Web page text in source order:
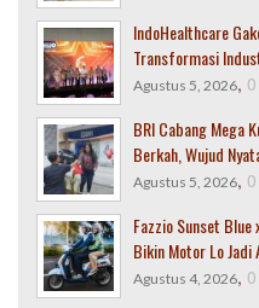
IndoHealthcare
Transformasi
Agustus 5, 2026, 0
BRI Cabang Mega
Berkah, Wujud
Agustus 5, 2026, 0
Fazzio Sunset
Bikin Motor Lo
Agustus 4, 2026, 0